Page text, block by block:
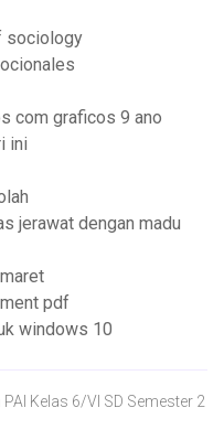
sociology
com graficos 9 ano
ini
jerawat dengan madu
pdf
windows 10
Kelas 6/VI SD Semester 2